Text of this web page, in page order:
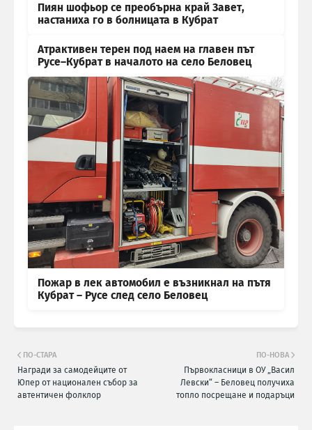
Пиян шофьор се преобърна край Завет,
настаниха го в болницата в Кубрат
Атрактивен терен под наем на главен път
Русе–Кубрат в началото на село Беловец
Пожар в лек автомобил е възникнал на пътя
Кубрат – Русе след село Беловец
ПО-НОВА
Първокласници в ОУ „Васил
Левски“ – Беловец получиха
топло посрещане и подаръци
ПО-СТАРА
Награди за самодейците от
Юпер от национален събор за
автентичен фолклор